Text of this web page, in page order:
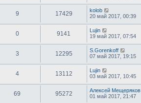
9 17429
kolob
20 май 2017, 00:39
0 9141
Lujin
19 май 2017, 07:54
3 12295
S.Gorenkoff
07 май 2017, 19:15
4 13112
Lujin
03 май 2017, 10:45
69 95272
Алексей Мещеряков
01 май 2017, 21:47